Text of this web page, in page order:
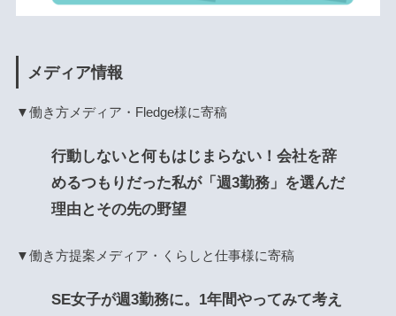
メディア情報
▼働き方メディア・Fledge様に寄稿
行動しないと何もはじまらない！会社を辞
めるつもりだった私が「週3勤務」を選んだ
理由とその先の野望
▼働き方提案メディア・くらしと仕事様に寄稿
SE女子が週3勤務に。1年間やってみて考え